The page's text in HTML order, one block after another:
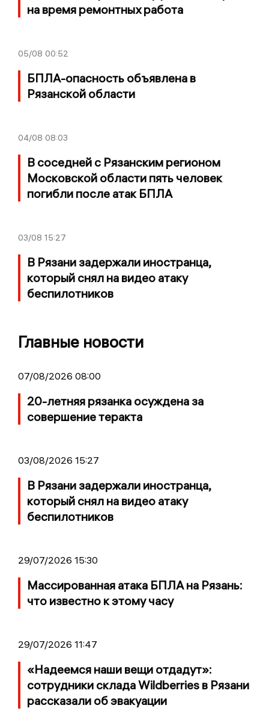
на время ремонтных работа
05/08 00:52
БПЛА-опасность объявлена в
Рязанской области
04/08 08:03
В соседней с Рязанским регионом
Московской области пять человек
погибли после атак БПЛА
03/08 15:27
В Рязани задержали иностранца,
который снял на видео атаку
беспилотников
Главные новости
07/08/2026 08:00
20-летняя рязанка осуждена за
совершение теракта
03/08/2026 15:27
В Рязани задержали иностранца,
который снял на видео атаку
беспилотников
29/07/2026 15:30
Массированная атака БПЛА на Рязань:
что известно к этому часу
29/07/2026 11:47
«Надеемся наши вещи отдадут»:
сотрудники склада Wildberries в Рязани
рассказали об эвакуации